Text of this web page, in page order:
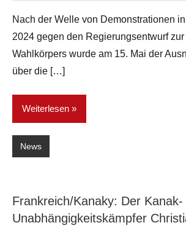
Nach der Welle von Demonstrationen
2024 gegen den Regierungsentwurf
Wahlkörpers wurde am 15. Mai der
über die […]
Weiterlesen
News
Frankreich/Kanaky: Der Kanak-
Unabhängigkeitskämpfer